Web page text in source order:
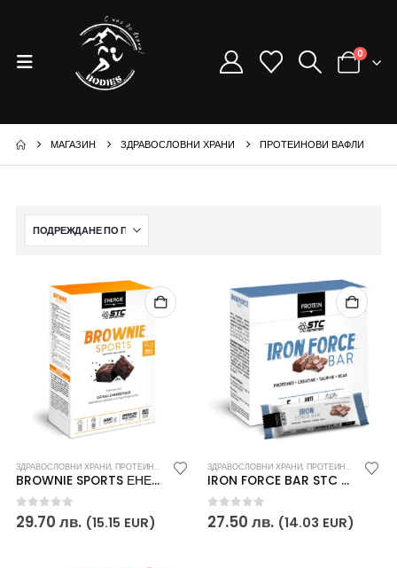
0
МАГАЗИН ЗДРАВОСЛОВНИ ХРАНИ ПРОТЕИНОВИ ВАФЛИ
ЗДРАВОСЛОВНИ ХРАНИ, ПРОТЕИНОВИ ВАФЛИ СПОРТНИ ПОСТИЖЕНИЯ ,ХРАНИ И НАПИТКИ
BROWNIE SPORTS ЕНЕРГИЙНА ЗАКУСКА ЗА ВИСОКИ ПОСТИЖЕНИЯ STC Nutrition
0out of 5
29.70 лв. (15.15 EUR)
ЗДРАВОСЛОВНИ ХРАНИ, ПРОТЕИНОВИ ВАФЛИ
IRON FORCE BAR STC Nutrition
0out of 5
27.50 лв. (14.03 EUR)